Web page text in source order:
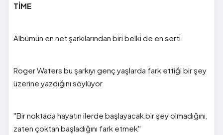
TİME
Albümün en net şarkılarından biri belki de en serti.
Roger Waters bu şarkıyı genç yaşlarda fark ettiği bir şey
üzerine yazdığını söylüyor
''Bir noktada hayatın ilerde başlayacak bir şey olmadığını,
zaten çoktan başladığını fark etmek''